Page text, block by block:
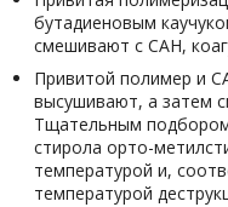
бутадиеновым
смешивают с САН,
Привитой полимер и
высушивают, а затем
Тщательным
стирола орто-
температурой и,
температурой